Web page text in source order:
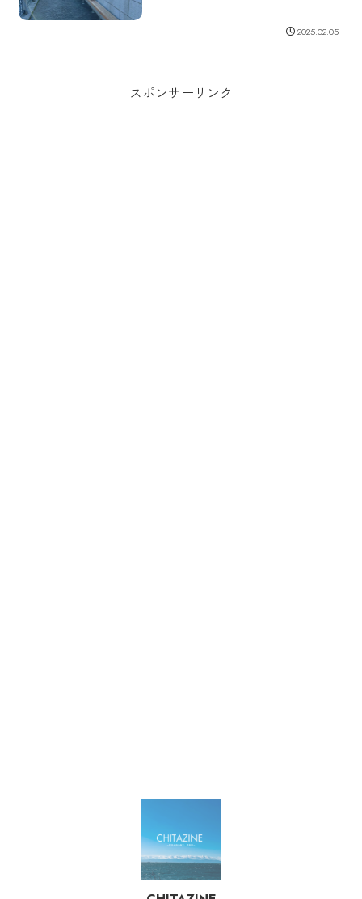
2025.02.05
スポンサーリンク